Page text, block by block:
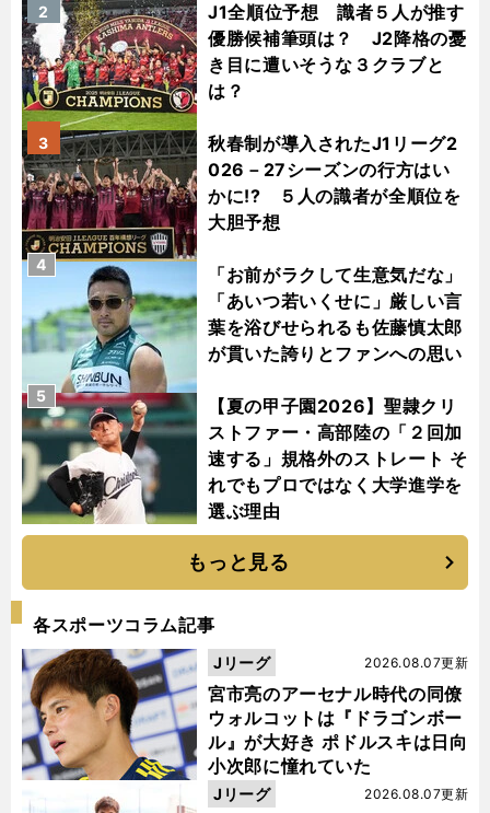
J1全順位予想 識者５人が推す
優勝候補筆頭は？ J2降格の憂
き目に遭いそうな３クラブと
は？
2
秋春制が導入されたJ1リーグ2
026－27シーズンの行方はい
かに!? ５人の識者が全順位を
大胆予想
3
「お前がラクして生意気だな」
「あいつ若いくせに」厳しい言
葉を浴びせられるも佐藤慎太郎
が貫いた誇りとファンへの思い
4
【夏の甲子園2026】聖隷クリ
ストファー・高部陸の「２回加
速する」規格外のストレート そ
れでもプロではなく大学進学を
選ぶ理由
5
もっと見る
各スポーツコラム記事
宮市亮のアーセナル時代の同僚
ウォルコットは『ドラゴンボー
ル』が大好き ポドルスキは日向
小次郎に憧れていた
2026.08.07更新
Jリーグ
2026.08.07更新
Jリーグ